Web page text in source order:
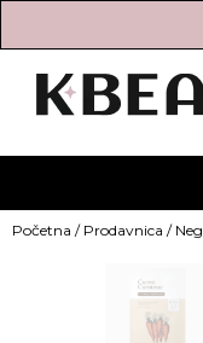
Početna / Prodavnica /